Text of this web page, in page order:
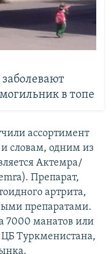
в топе
ассортимент
словам, одним из
Актемра/
Препарат,
артрита,
препаратами.
7000 манатов или
Туркменистана,